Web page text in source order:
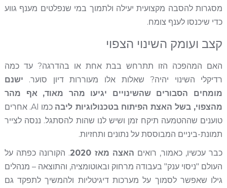
מסגרות להסבה מקצועית יעילה ולתמוך במי שנפלטים מענף גווע
כדי שיכנסו לענף צומח.
קצב ועומק השינוי הצפוי
האם המהפכה הזו תתרחש בבת אחת או בהדרגה? עד כמה
רדיקלי השינוי יהיה? שאלות אלו מעוררות דיון סוער. ישנם
מומחים הסבורים שהשינויים יגיעו מהר מאוד, אף מהר
מהצפוי, בשל האצת הפיתוח בטכנולוגיות ליבה
כמו AI. אחרים
טוענים שההטמעה תיקח זמן ושיש לנו שהות להסתגל. ננסה לצייר
תמונת-ביניים המבוססת על נתונים ותחזיות.
כבר עכשיו, כאמור, רואים האצה מאז 2020
. הקורונה כפתה על
העולם "ניסוי ענק" בעבודה מרחוק ובאוטומציה, והתוצאה – מנהלים
גילו שאפשר לסמוך על מערכות דיגיטליות ולהמשיך לתפקד גם